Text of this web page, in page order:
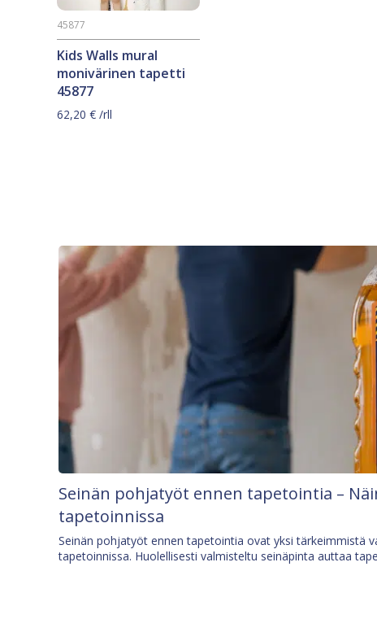
Kids Walls mural
monivärinen tapetti
45877
45877
62,20 € /rll
Seinän pohjatyöt ennen tapetointia –
tapetoinnissa
Seinän pohjatyöt ennen tapetointia ovat yksi tärkeimmistä
tapetoinnissa. Huolellisesti valmisteltu seinäpinta auttaa